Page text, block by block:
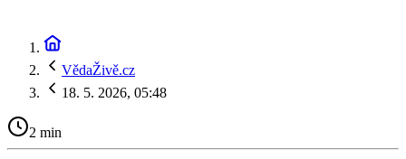
VědaŽivě.cz
18. 5. 2026, 05:48
2 min